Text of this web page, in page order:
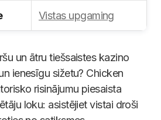
Vistas upgaming
un ātru tiešsaistes kazino
ienesīgu sižetu? Chicken
risinājumu piesaista
loku: asistējiet vistai droši